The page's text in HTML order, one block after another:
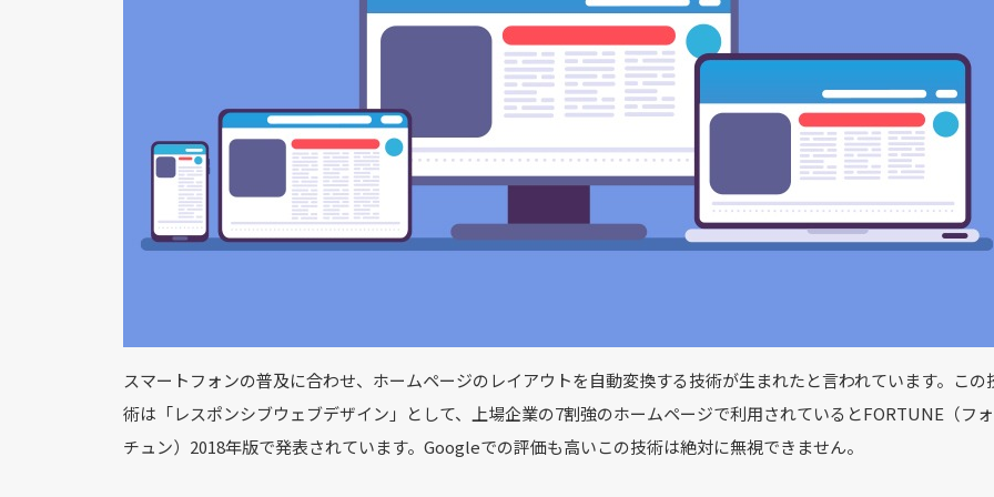
スマートフォンの普及に合わせ、ホームページのレイアウトを自動変換する技術が生まれたと言われています。この
術は「レスポンシブウェブデザイン」として、上場企業の7割強のホームページで利用されているとFORTUNE（フ
チュン）2018年版で発表されています。Googleでの評価も高いこの技術は絶対に無視できません。